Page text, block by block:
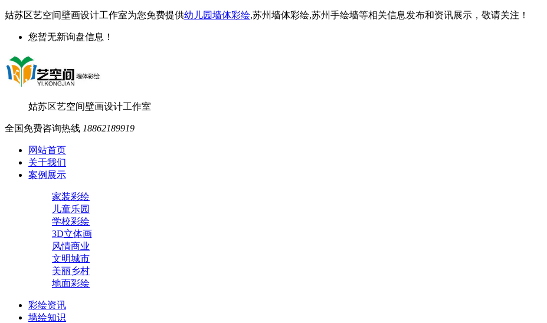
姑苏区艺空间壁画设计工作室为您免费提供幼儿园墙体彩绘,苏州墙体彩绘,苏州手绘墙等相关信息发布和资讯展示，敬请关注！
您暂无新询盘信息！
姑苏区艺空间壁画设计工作室
全国免费咨询热线 18862189919
网站首页
关于我们
案例展示
家装彩绘
儿童乐园
学校彩绘
3D立体画
风情商业
文明城市
美丽乡村
地面彩绘
彩绘资讯
墙绘知识